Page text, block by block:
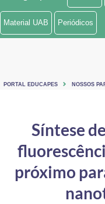
Ministério de Minas e Energia
Controladoria-Geral da União
Ministério da Mulher, da Família
Material UAB Periódicos
PORTAL EDUCAPES NOSSOS
Síntese
próximo